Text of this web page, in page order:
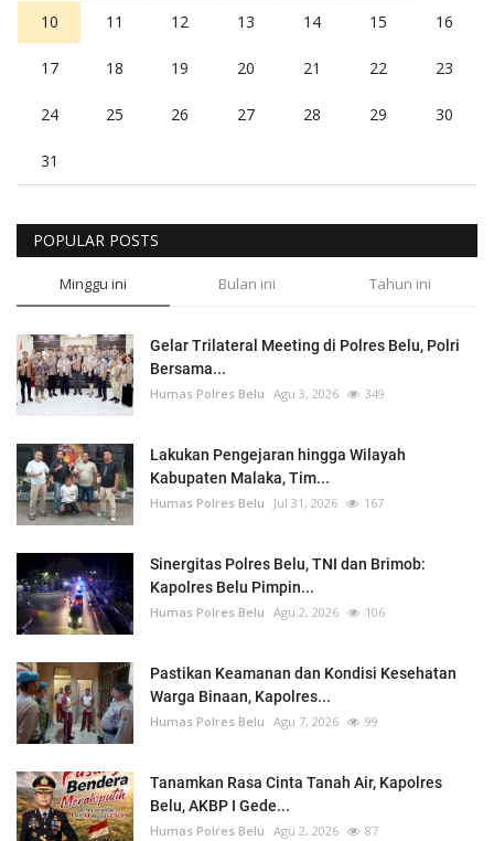
10 11 12 13 14 15 16
17 18 19 20 21 22 23
24 25 26 27 28 29 30
31
POPULAR POSTS
Minggu ini Bulan ini Tahun ini
Gelar Trilateral Meeting di Polres Belu, Polri
Bersama...
Humas Polres Belu Agu 3, 2026 349
Lakukan Pengejaran hingga Wilayah
Kabupaten Malaka, Tim...
Humas Polres Belu Jul 31, 2026 167
Sinergitas Polres Belu, TNI dan Brimob:
Kapolres Belu Pimpin...
Humas Polres Belu Agu 2, 2026 106
Pastikan Keamanan dan Kondisi Kesehatan
Warga Binaan, Kapolres...
Humas Polres Belu Agu 7, 2026 99
Tanamkan Rasa Cinta Tanah Air, Kapolres
Belu, AKBP I Gede...
Humas Polres Belu Agu 2, 2026 87